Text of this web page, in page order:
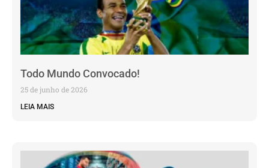
Todo Mundo Convocado!
25 de junho de 2026
LEIA MAIS